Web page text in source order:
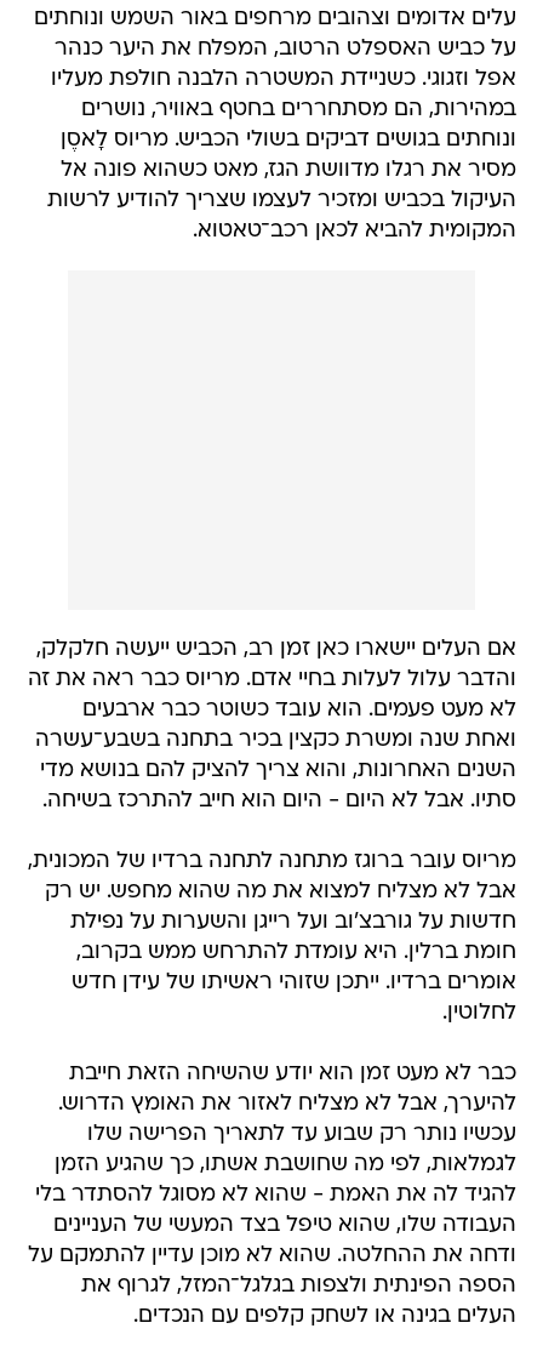
עלים אדומים וצהובים מרחפים באור השמש ונוחתים
על כביש האספלט הרטוב, המפלח את היער כנהר
אפל וזגוגי. כשניידת המשטרה הלבנה חולפת מעליו
במהירות, הם מסתחררים בחטף באוויר, נושרים
ונוחתים בגושים דביקים בשולי הכביש. מריוס לָאסֶן
מסיר את רגלו מדוושת הגז, מאט כשהוא פונה אל
העיקול בכביש ומזכיר לעצמו שצריך להודיע לרשות
המקומית להביא לכאן רכב־טאטוא.
אם העלים יישארו כאן זמן רב, הכביש ייעשה חלקלק,
והדבר עלול לעלות בחיי אדם. מריוס כבר ראה את זה
לא מעט פעמים. הוא עובד כשוטר כבר ארבעים
ואחת שנה ומשרת כקצין בכיר בתחנה בשבע־עשרה
השנים האחרונות, והוא צריך להציק להם בנושא מדי
סתיו. אבל לא היום - היום הוא חייב להתרכז בשיחה.
מריוס עובר ברוגז מתחנה לתחנה ברדיו של המכונית,
אבל לא מצליח למצוא את מה שהוא מחפש. יש רק
חדשות על גורבצ'וב ועל רייגן והשערות על נפילת
חומת ברלין. היא עומדת להתרחש ממש בקרוב,
אומרים ברדיו. ייתכן שזוהי ראשיתו של עידן חדש
לחלוטין.
כבר לא מעט זמן הוא יודע שהשיחה הזאת חייבת
להיערך, אבל לא מצליח לאזור את האומץ הדרוש.
עכשיו נותר רק שבוע עד לתאריך הפרישה שלו
לגמלאות, לפי מה שחושבת אשתו, כך שהגיע הזמן
להגיד לה את האמת - שהוא לא מסוגל להסתדר בלי
העבודה שלו, שהוא טיפל בצד המעשי של העניינים
ודחה את ההחלטה. שהוא לא מוכן עדיין להתמקם על
הספה הפינתית ולצפות בגלגל־המזל, לגרוף את
העלים בגינה או לשחק קלפים עם הנכדים.